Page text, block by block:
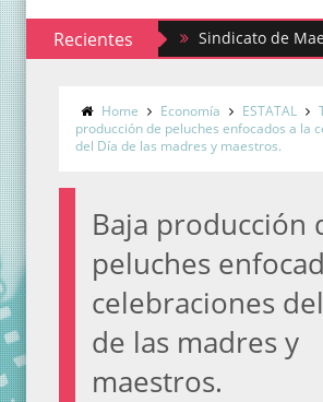
RecientesSindicato de Maestros al
Home Economía ESTATAL
producción de peluches enfocados a la
del Día de las madres y maestros.
Baja producción
peluches
celebraciones
de las madres y
maestros.